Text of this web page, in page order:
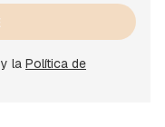
y la Política de